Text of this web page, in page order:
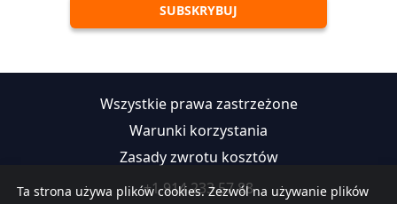
Ta strona używa plików cookies. Zezwól na używanie plików
Wszystkie prawa zastrzeżone
Warunki korzystania
Zasady zwrotu kosztów
+1 914 233 57 88